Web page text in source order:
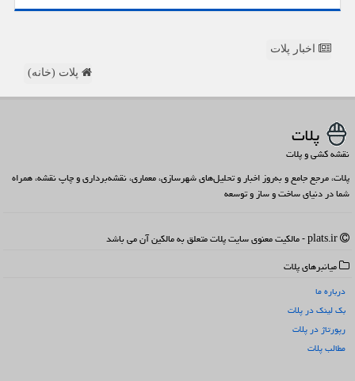
اخبار پلات
پلات (خانه)
پلات
نقشه کشی و پلات
پلات، مرجع جامع و به‌روز اخبار و تحلیل‌های شهرسازی، معماری، نقشه‌برداری و چاپ نقشه، همراه
شما در دنیای ساخت و ساز و توسعه
میانبرهای پلات
درباره ما
بک لینک در پلات
رپورتاژ در پلات
مطالب پلات